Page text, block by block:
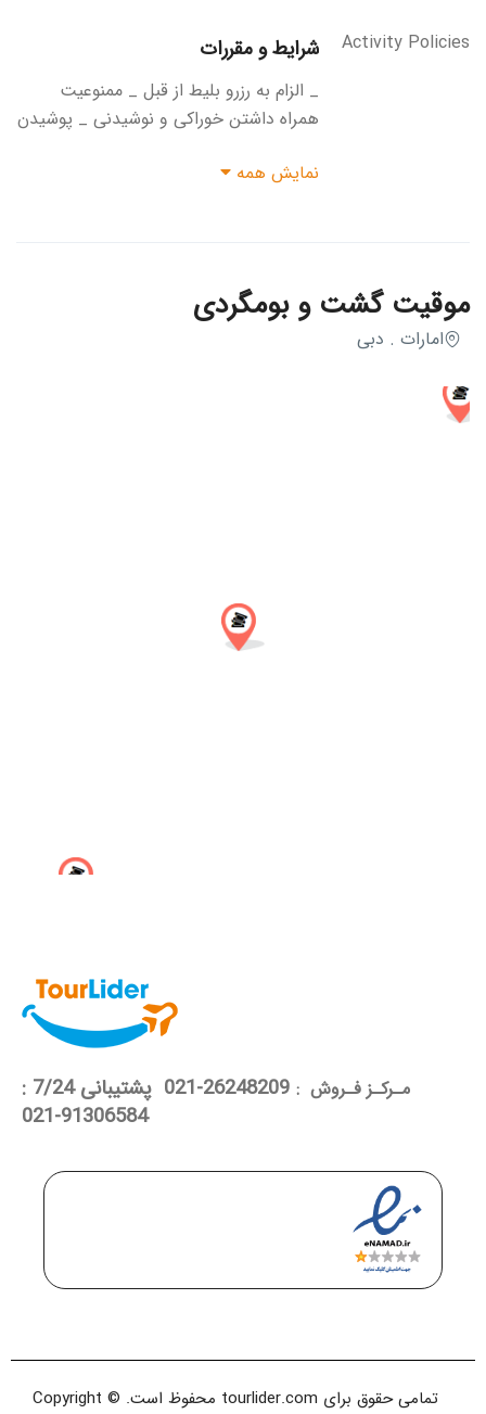
Activity Policies شرایط و مقررات
_ الزام به رزرو بلیط از قبل _ ممنوعیت
همراه داشتن خوراکی و نوشیدنی _ پوشیدن
در برخی از بخش‌ها _ عدم امکان استرداد
نمایش همه
موقیت گشت و بومگردی
امارات . دبی
مـرکـز فـروش :
26248209-021 پشتیبانی 7/24 :
91306584-021
تمامی حقوق برای tourlider.com محفوظ است. Copyright ©